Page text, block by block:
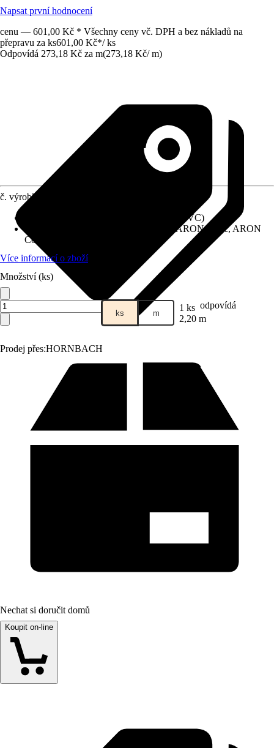
Napsat první hodnocení
cenu — 601,00 Kč * Všechny ceny vč. DPH a bez nákladů na
přepravu za ks601,00 Kč*/ ks
Odpovídá 273,18 Kč za m(273,18 Kč/ m)
Prodej přes:HORNBACH
č. výrobku
Polyvinylchlorid (PVC)
ARON Basic, ARON
Comfort
Více informací o zboží
Množství (ks)
ks m 1 ks odpovídá
2,20 m
Nechat si doručit domů
Koupit on-line